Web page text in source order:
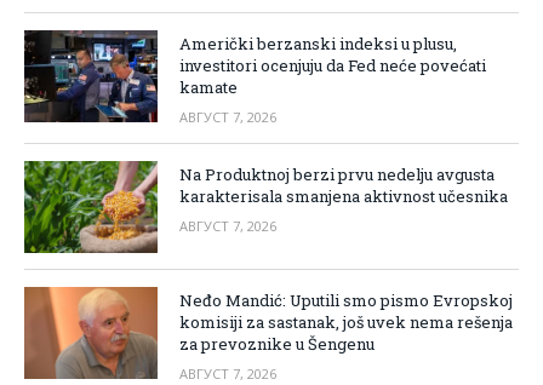
Američki berzanski indeksi u plusu,
investitori ocenjuju da Fed neće povećati
kamate
АВГУСТ 7, 2026
Na Produktnoj berzi prvu nedelju avgusta
karakterisala smanjena aktivnost učesnika
АВГУСТ 7, 2026
Neđo Mandić: Uputili smo pismo Evropskoj
komisiji za sastanak, još uvek nema rešenja
za prevoznike u Šengenu
АВГУСТ 7, 2026